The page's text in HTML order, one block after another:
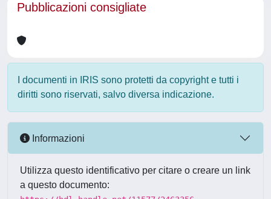
Pubblicazioni consigliate
I documenti in IRIS sono protetti da copyright e tutti i
diritti sono riservati, salvo diversa indicazione.
Informazioni
Utilizza questo identificativo per citare o creare un link
a questo documento: